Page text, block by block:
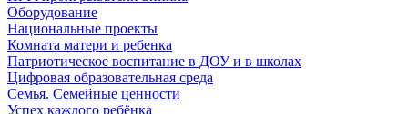
Оборудование
Национальные проекты
Комната матери и ребенка
Патриотическое воспитание в ДОУ и в школах
Цифровая образовательная среда
Семья. Семейные ценности
Успех каждого ребёнка